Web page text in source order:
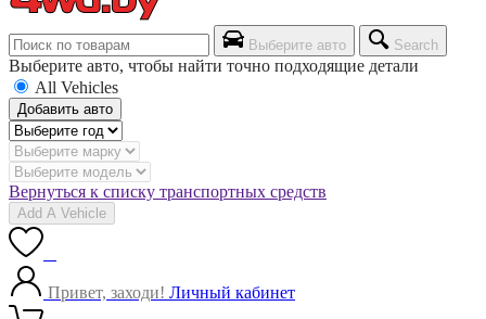
Выберите авто Search
Выберите авто, чтобы найти точно подходящие детали
All Vehicles
Добавить авто
Вернуться к списку транспортных средств
Add A Vehicle
Привет, заходи! Личный кабинет